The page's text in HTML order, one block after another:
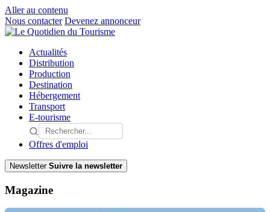
Aller au contenu
Nous contacter Devenez annonceur
Actualités
Distribution
Production
Destination
Hébergement
Transport
E-tourisme
Offres d'emploi
Newsletter Suivre la newsletter
Magazine